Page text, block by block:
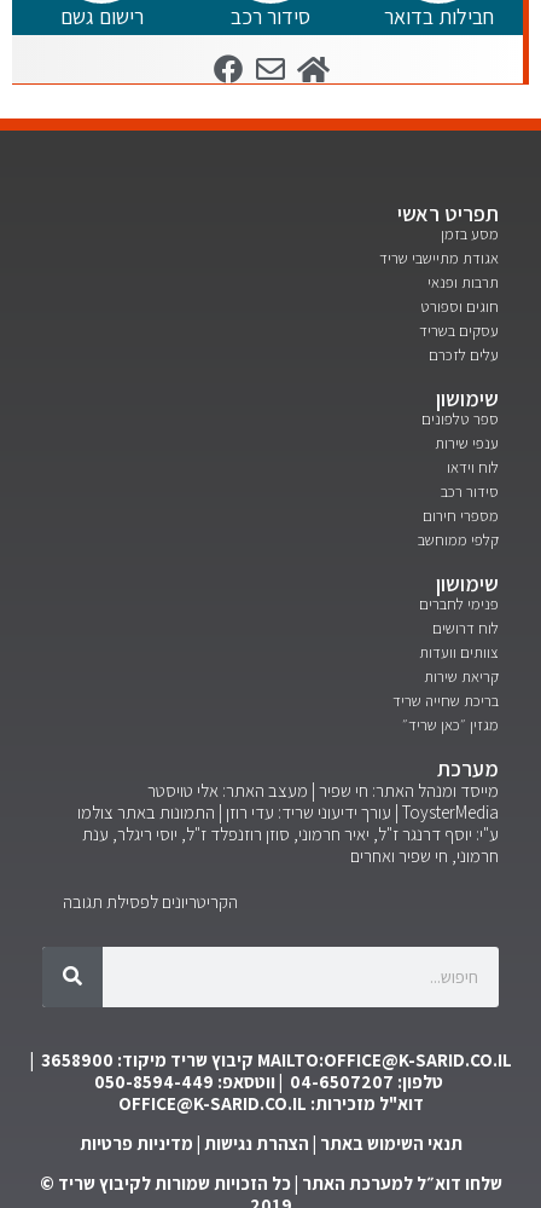
חבילות בדואר סידור רכב רישום גשם
תפריט ראשי
מסע בזמן
אגודת מתיישבי שריד
תרבות ופנאי
חוגים וספורט
עסקים בשריד
עלים לזכרם
שימושון
ספר טלפונים
ענפי שירות
לוח וידאו
סידור רכב
מספרי חירום
קלפי ממוחשב
שימושון
פנימי לחברים
לוח דרושים
צוותים וועדות
קריאת שירות
בריכת שחייה שריד
מגזין ״כאן שריד״
מערכת
מייסד ומנהל האתר: חי שפיר | מעצב האתר: אלי טויסטר
ToysterMedia | עורך ידיעוני שריד: עדי רוזן | התמונות באתר צולמו
ע"י: יוסף דרנגר ז"ל, יאיר חרמוני, סוזן רוזנפלד ז"ל, יוסי ריגלר, ענת
חרמוני, חי שפיר ואחרים
הקריטריונים לפסילת תגובה
MAILTO:OFFICE@K-SARID.CO.IL
קיבוץ שריד מיקוד: 3658900 |
טלפון: 04-6507207 | ווטסאפ: 050-8594-449
דוא"ל מזכירות: OFFICE@K-SARID.CO.IL
תנאי השימוש באתר | הצהרת נגישות | מדיניות פרטיות
שלחו דוא״ל למערכת האתר | כל הזכויות שמורות לקיבוץ שריד ©